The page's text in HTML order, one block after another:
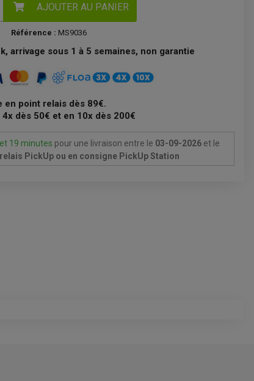
AJOUTER AU PANIER
Référence : MS9036
arrivage sous 1 à 5 semaines, non garantie
en point relais dès 89€.
dès 50€ et en 10x dès 200€
19 minutes pour une livraison entre le 03-09-2026 et le
PickUp ou en consigne PickUp Station